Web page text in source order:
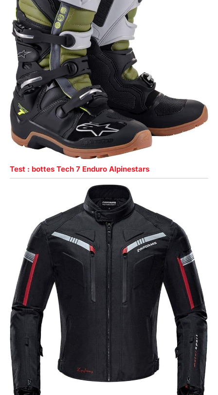
Test : bottes Tech 7 Enduro Alpinestars